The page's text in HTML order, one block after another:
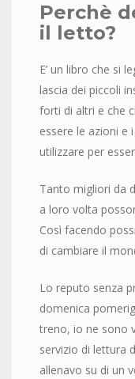
Perchè
il letto?
E’ un libro che si
lascia dei piccoli
forti di altri e che
essere le azioni e
utilizzare per
Tanto migliori da
a loro volta
Così facendo
di cambiare il
Lo reputo senza
domenica
treno, io ne sono
servizio di lettura
allenavo su di un